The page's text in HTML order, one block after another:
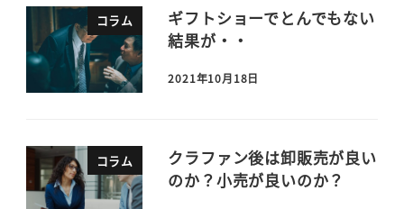
コラム
ギフトショーでとんでもない
結果が・・
2021年10月18日
コラム
クラファン後は卸販売が良い
のか？小売が良いのか？